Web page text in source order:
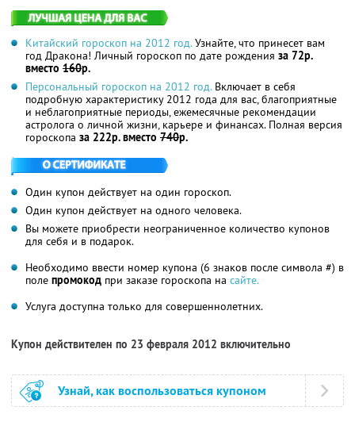
Китайский гороскоп на 2012 год.Узнайте, что принесет вам
год Дракона! Личный гороскоп по дате рождения за 72р.
вместо 160р.
Персональный гороскоп на 2012 год. Включает в себя
подробную характеристику 2012 года для вас, благоприятные
и неблагоприятные периоды, ежемесячные рекомендации
астролога о личной жизни, карьере и финансах. Полная версия
гороскопа за 222р. вместо 740р.
Один купон действует на один гороскоп.
Один купон действует на одного человека.
Вы можете приобрести неограниченное количество купонов
для себя и в подарок.
Необходимо ввести номер купона (6 знаков после символа #) в
поле промокод при заказе гороскопа на сайте.
Услуга доступна только для совершеннолетних.
Купон действителен по 23 февраля 2012 включительно
Узнай, как воспользоваться купоном